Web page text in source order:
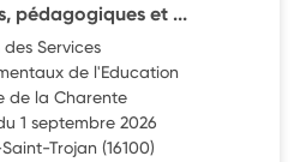
pédagogiques et ...
Services
de l'Education
de la Charente
1 septembre 2026
Trojan (16100)